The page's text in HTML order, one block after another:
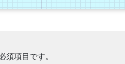
須項目です。